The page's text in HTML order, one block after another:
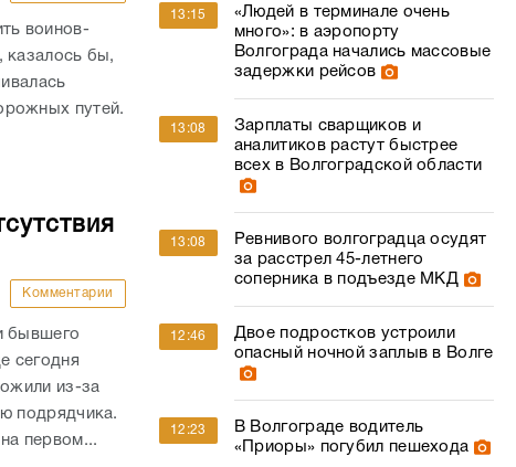
воинов-
бы,
путей.
Комментарии
бывшего
сегодня
из-за
подрядчика.
первом...
13:15
«Людей в терминале очень
много»: в аэропорту
Волгограда начались массовые
задержки рейсов
13:08
Зарплаты сварщиков и
аналитиков растут быстрее
всех в Волгоградской области
13:08
Ревнивого волгоградца осудят
за расстрел 45-летнего
соперника в подъезде МКД
12:46
Двое подростков устроили
опасный ночной заплыв в Волге
12:23
В Волгограде водитель
«Приоры» погубил пешехода